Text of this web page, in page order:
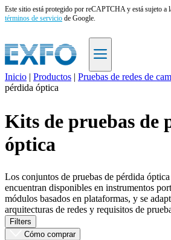
Este sitio está protegido por reCAPTCHA y está sujeto a
términos de servicio de Google.
ES
Productos
Soluciones
Asistencia
Servicios
comprar
Recursos
Contacto
Registrarse
sesión
Inicio | Productos | Pruebas de redes de
pérdida óptica
Kits de pruebas de
óptica
Los conjuntos de pruebas de pérdida
encuentran disponibles en instrumentos
módulos basados en plataformas, y se
arquitecturas de redes y requisitos de
Filters
Cómo comprar